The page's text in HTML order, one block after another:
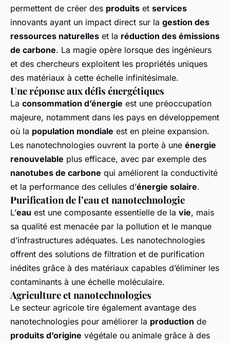
permettent de créer des produits et services
innovants ayant un impact direct sur la gestion des
ressources naturelles et la réduction des émissions
de carbone. La magie opère lorsque des ingénieurs
et des chercheurs exploitent les propriétés uniques
des matériaux à cette échelle infinitésimale.
Une réponse aux défis énergétiques
La consommation d’énergie est une préoccupation
majeure, notamment dans les pays en développement
où la population mondiale est en pleine expansion.
Les nanotechnologies ouvrent la porte à une énergie
renouvelable plus efficace, avec par exemple des
nanotubes de carbone qui améliorent la conductivité
et la performance des cellules d’énergie solaire.
Purification de l’eau et nanotechnologie
L’eau est une composante essentielle de la vie, mais
sa qualité est menacée par la pollution et le manque
d’infrastructures adéquates. Les nanotechnologies
offrent des solutions de filtration et de purification
inédites grâce à des matériaux capables d’éliminer les
contaminants à une échelle moléculaire.
Agriculture et nanotechnologies
Le secteur agricole tire également avantage des
nanotechnologies pour améliorer la production de
produits d’origine végétale ou animale grâce à des